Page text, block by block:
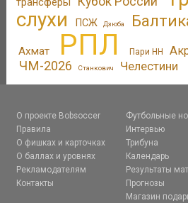
слухи
ПСЖ Дзюба
Ахмат РПЛ Пари НН
ЧМ-2026 Станкович Челестини
О проекте Bobsoccer
Правила
О фишках и карточках
О баллах и уровнях
Рекламодателям
Контакты
Футбольные
Интервью
Трибуна
Календарь
Результаты
Прогнозы
Магазин